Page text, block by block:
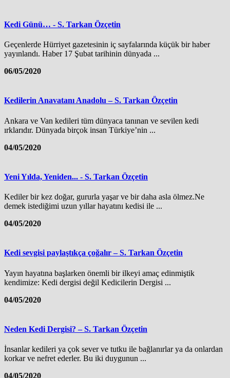
Kedi Günü… - S. Tarkan Özçetin
Geçenlerde Hürriyet gazetesinin iç sayfalarında küçük bir haber
yayınlandı. Haber 17 Şubat tarihinin dünyada ...
06/05/2020
Kedilerin Anavatanı Anadolu – S. Tarkan Özçetin
Ankara ve Van kedileri tüm dünyaca tanınan ve sevilen kedi
ırklarıdır. Dünyada birçok insan Türkiye’nin ...
04/05/2020
Yeni Yılda, Yeniden... - S. Tarkan Özçetin
Kediler bir kez doğar, gururla yaşar ve bir daha asla ölmez.Ne
demek istediğimi uzun yıllar hayatını kedisi ile ...
04/05/2020
Kedi sevgisi paylaştıkça çoğalır – S. Tarkan Özçetin
Yayın hayatına başlarken önemli bir ilkeyi amaç edinmiştik
kendimize: Kedi dergisi değil Kedicilerin Dergisi ...
04/05/2020
Neden Kedi Dergisi? – S. Tarkan Özçetin
İnsanlar kedileri ya çok sever ve tutku ile bağlanırlar ya da onlardan
korkar ve nefret ederler. Bu iki duygunun ...
04/05/2020